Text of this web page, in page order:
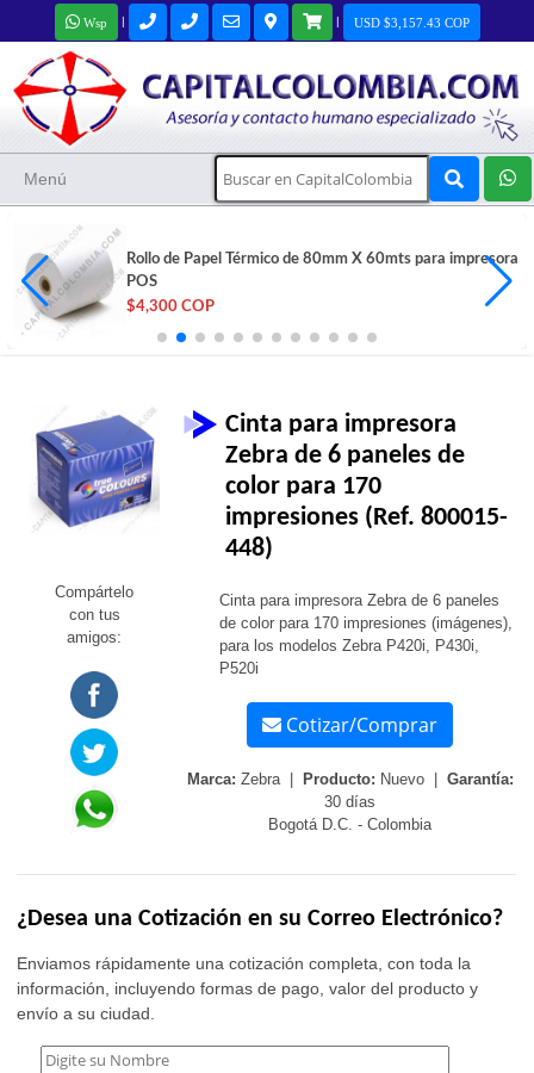
Wsp | | USD $3,157.43 COP
Menú
Tableta Wacom Capturador de Firmas USB - STU-430
$1,204,000 COP
Compártelo
con tus
amigos:
Cinta para impresora
Zebra de 6 paneles de
color para 170
impresiones (Ref. 800015-
448)
Cinta para impresora Zebra de 6 paneles
de color para 170 impresiones (imágenes),
para los modelos Zebra P420i, P430i,
P520i
Cotizar/Comprar
Marca: Zebra | Producto: Nuevo | Garantía:
30 días
Bogotá D.C. - Colombia
¿Desea una Cotización en su Correo Electrónico?
Enviamos rápidamente una cotización completa, con toda la
información, incluyendo formas de pago, valor del producto y
envío a su ciudad.